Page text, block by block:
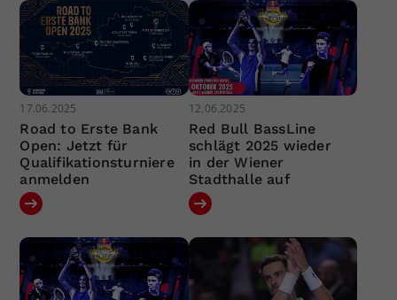
17.06.2025
Road to Erste Bank
Open: Jetzt für
Qualifikationsturniere
anmelden
12.06.2025
Red Bull BassLine
schlägt 2025 wieder
in der Wiener
Stadthalle auf